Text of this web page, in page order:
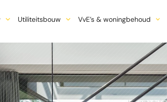
Utiliteitsbouw VvE’s & woningbehoud